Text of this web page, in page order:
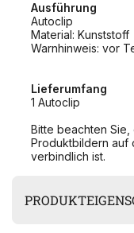
Ausführung
Autoclip
Material: Kunststoff
Warnhinweis: vor
Lieferumfang
1 Autoclip
Bitte beachten
Produktbildern auf
verbindlich ist.